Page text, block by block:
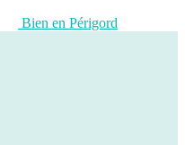
Bien en Périgord